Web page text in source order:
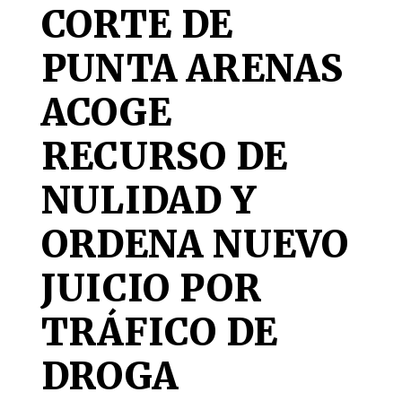
CORTE DE
PUNTA ARENAS
ACOGE
RECURSO DE
NULIDAD Y
ORDENA NUEVO
JUICIO POR
TRÁFICO DE
DROGA